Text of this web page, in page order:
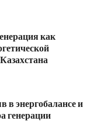
как
в энергобалансе и
генерации